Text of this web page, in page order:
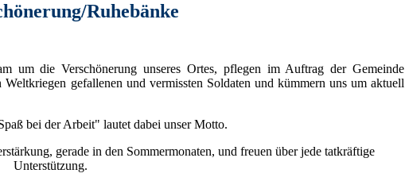
Ruhebänke
um die Verschönerung unseres Ortes, pflegen im Auftrag der Gemeinde
gefallenen und vermissten Soldaten und kümmern uns um aktuell
bei der Arbeit" lautet dabei unser Motto.
gerade in den Sommermonaten, und freuen über jede tatkräftige
Unterstützung.